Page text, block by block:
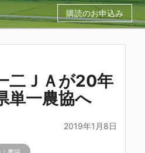
購読のお申込み
二ＪＡが20年
単一農協へ
2019年1月8日